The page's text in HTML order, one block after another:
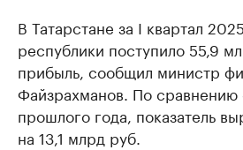
В Татарстане за I квартал
республики поступило 55,9
прибыль, сообщил министр
Файзрахманов. По
прошлого года, показатель
на 13,1 млрд руб.